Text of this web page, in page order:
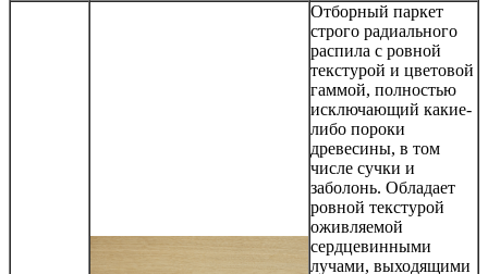
Отборный паркет
строго радиального
распила с ровной
текстурой и цветовой
гаммой, полностью
исключающий какие-
либо пороки
древесины, в том
числе сучки и
заболонь. Обладает
ровной текстурой
оживляемой
сердцевинными
лучами, выходящими